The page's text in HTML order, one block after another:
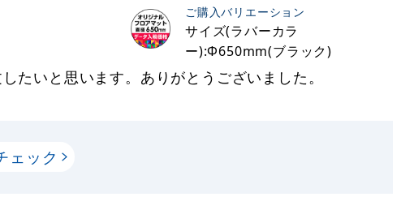
ご購入バリエーション
サイズ(ラバーカラ
ー):Φ650mm(ブラック)
たいと思います。ありがとうございました。
ェック